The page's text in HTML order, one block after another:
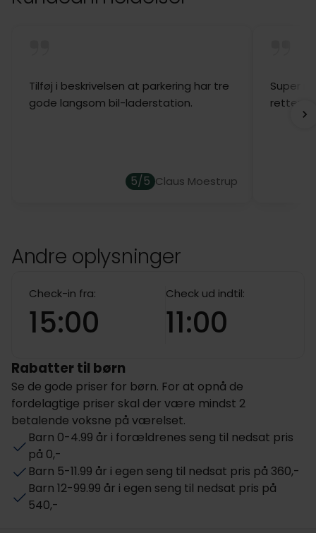
Tilføj i beskrivelsen at parkering har tre
gode langsom bil-laderstation.
5/5 Claus Moestrup
Super
retters
Andre oplysninger
Check-in fra:
15:00
Check ud indtil:
11:00
Rabatter til børn
Se de gode priser for børn. For at opnå de
fordelagtige priser skal der være mindst 2
betalende voksne på værelset.
Barn 0-4.99 år i forældrenes seng til nedsat pris
på 0,-
Barn 5-11.99 år i egen seng til nedsat pris på 360,-
Barn 12-99.99 år i egen seng til nedsat pris på
540,-